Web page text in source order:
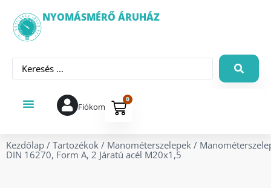
NYOMÁSMÉRŐ ÁRUHÁZ
Fiókom
0
Kezdőlap / Tartozékok / Manométerszelepek /
DIN 16270, Form A, 2 Járatú acél M20x1,5